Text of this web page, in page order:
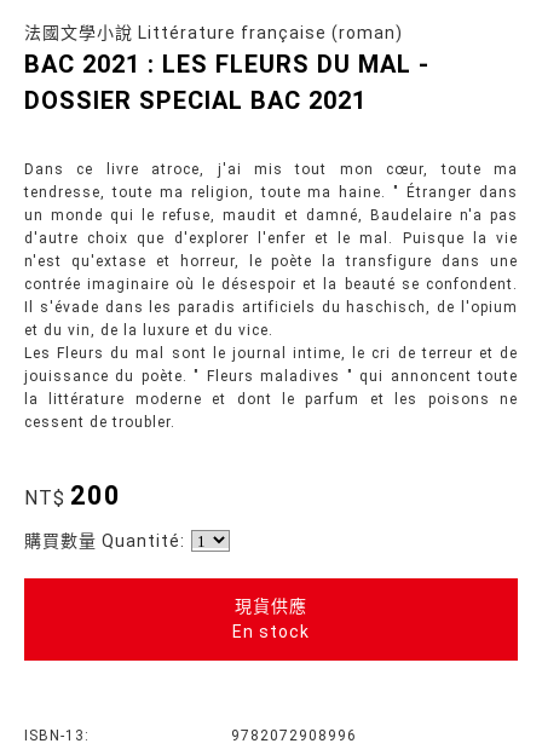
法國文學小說 Littérature française (roman)
BAC 2021 : LES FLEURS DU MAL -
DOSSIER SPECIAL BAC 2021
Dans ce livre atroce, j'ai mis tout mon cœur, toute ma
tendresse, toute ma religion, toute ma haine. " Étranger dans
un monde qui le refuse, maudit et damné, Baudelaire n'a pas
d'autre choix que d'explorer l'enfer et le mal. Puisque la vie
n'est qu'extase et horreur, le poète la transfigure dans une
contrée imaginaire où le désespoir et la beauté se confondent.
Il s'évade dans les paradis artificiels du haschisch, de l'opium
et du vin, de la luxure et du vice.
Les Fleurs du mal sont le journal intime, le cri de terreur et de
jouissance du poète. " Fleurs maladives " qui annoncent toute
la littérature moderne et dont le parfum et les poisons ne
cessent de troubler.
NT$ 200
購買數量 Quantité:
現貨供應
En stock
ISBN-13:
9782072908996